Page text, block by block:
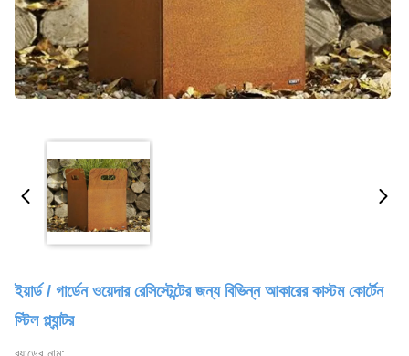
ইয়ার্ড / গার্ডেন ওয়েদার রেসিস্টেন্টের জন্য বিভিন্ন আকারের কাস্টম কোর্টেন
স্টিল প্ল্যান্টর